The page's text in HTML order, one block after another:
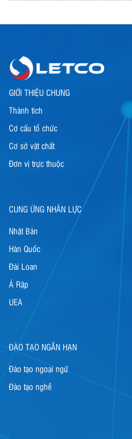
GIỚI THIỆU CHUNG
Thành tích
Cơ cấu tổ chức
Cơ sở vật chất
Đơn vị trực thuộc
CUNG ỨNG NHÂN LỰC
Nhật Bản
Hàn Quốc
Đài Loan
Ả Rập
UEA
ĐÀO TẠO NGẮN HẠN
Đào tạo ngoại ngữ
Đào tạo nghề